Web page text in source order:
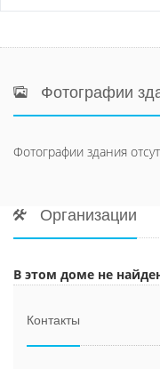
Фотографии
Фотографии здания
Организации
В этом доме не
Контакты